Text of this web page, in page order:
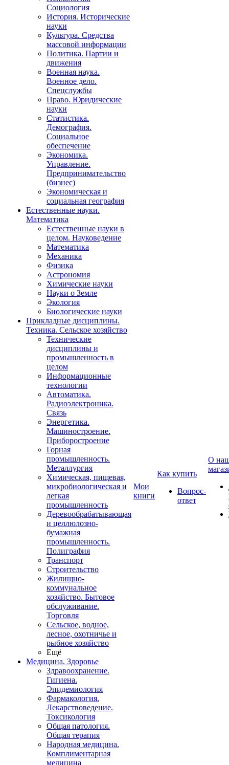
Социология
История. Исторические
науки
Культура. Средства
массовой информации
Политика. Партии и
движения
Военная наука.
Военное дело.
Спецслужбы
Право. Юридические
науки
Статистика.
Демография.
Социальное
обеспечение
Экономика.
Управление.
Предпринимательство
(бизнес)
Экономическая и
социальная география
Естественные науки.
Математика
Естественные науки в
целом. Науковедение
Математика
Механика
Физика
Астрономия
Химические науки
Науки о Земле
Экология
Биологические науки
Прикладные дисциплины.
Техника. Сельское хозяйство
Технические
дисциплины и
промышленность в
целом
Информационные
технологии
Автоматика.
Радиоэлектроника.
Связь
Энергетика.
Машиностроение.
Приборостроение
Горная
промышленность.
Металлургия
Химическая, пищевая,
микробиологическая и
легкая
промышленность
Деревообрабатывающая
и целлюлозно-
бумажная
промышленность.
Полиграфия
Транспорт
Строительство
Жилищно-
коммунальное
хозяйство. Бытовое
обслуживание.
Торговля
Сельское, водное,
лесное, охотничье и
рыбное хозяйство
Ещё
Медицина. Здоровье
Здравоохранение.
Гигиена.
Эпидемиология
Фармакология.
Лекарствоведение.
Токсикология
Общая патология.
Общая терапия
Народная медицина.
Комплиментарная
медицина
Мои
книги
Как купить
Вопрос-
ответ
О